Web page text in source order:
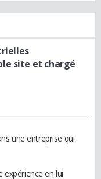
site et chargé
une entreprise qui
expérience en lui